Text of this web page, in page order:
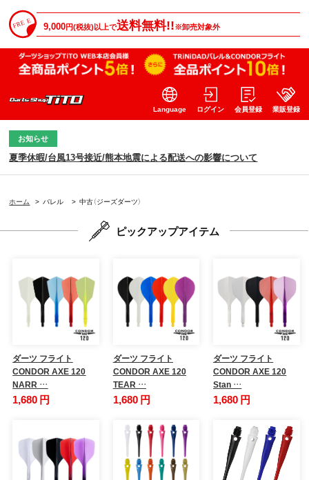
9,000円(税抜)以上で送料無料!!※卸売対象外
Language ログイン 会員登録 業販登録
お知らせ
夏季休暇/台風13号接近/熊本地震による配送への影響について
ホーム > バレル > 中古（ジーズダーツ）
ピックアップアイテム
ダーツ フライト
CONDOR AXE 120
NARR …
1,680 円
ダーツ フライト
CONDOR AXE 120
TEAR …
1,680 円
ダーツ フライト
CONDOR AXE 120
Stan …
1,680 円